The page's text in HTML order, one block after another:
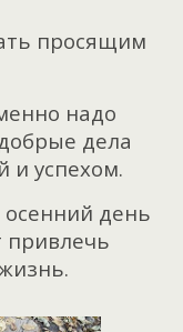
просящим
надо
дела
и успехом.
осенний день
привлечь